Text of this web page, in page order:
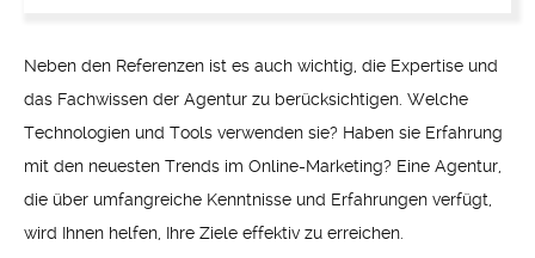
Neben den Referenzen ist es auch wichtig, die Expertise und
das Fachwissen der Agentur zu berücksichtigen. Welche
Technologien und Tools verwenden sie? Haben sie Erfahrung
mit den neuesten Trends im Online-Marketing? Eine Agentur,
die über umfangreiche Kenntnisse und Erfahrungen verfügt,
wird Ihnen helfen, Ihre Ziele effektiv zu erreichen.